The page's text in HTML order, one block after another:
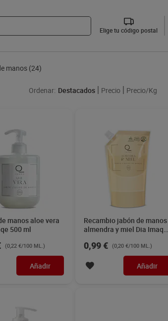
Elige tu código postal
manos (24)
Ordenar: Destacados Precio Precio/Kg
manos aloe vera
500 ml
(0,22 €/100 ML.)
Añadir
Recambio jabón de manos
almendra y miel Dia Imaqe
0,99 € (0,20 €/100 ML.)
Añadir